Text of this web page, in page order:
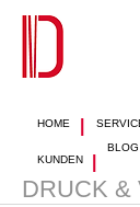
HOME
KUNDEN
BLOG
DRUCK &